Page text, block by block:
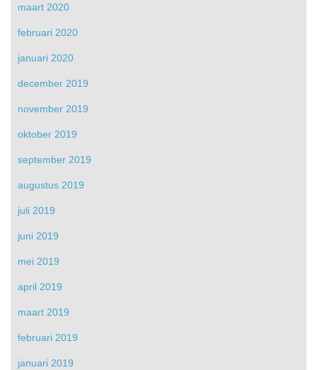
maart 2020
februari 2020
januari 2020
december 2019
november 2019
oktober 2019
september 2019
augustus 2019
juli 2019
juni 2019
mei 2019
april 2019
maart 2019
februari 2019
januari 2019